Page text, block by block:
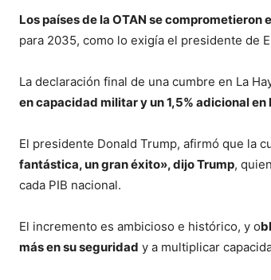
Los países de la OTAN se comprometieron
para 2035, como lo exigía el presidente de
La declaración final de una cumbre en La
en capacidad militar y un 1,5% adicional
El presidente Donald Trump, afirmó que la
fantástica, un gran éxito», dijo Trump,
cada PIB nacional.
El incremento es ambicioso e histórico, y o
más en su seguridad y a multiplicar